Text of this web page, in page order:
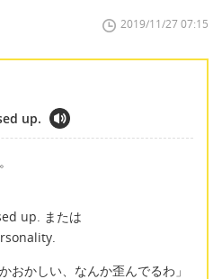
2019/11/27 07:15
up.
up. または
おかしい、なんか歪んでるわ」